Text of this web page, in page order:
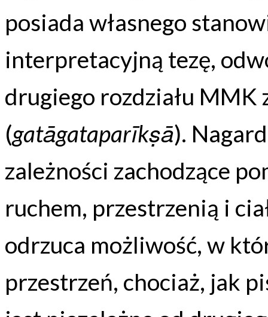
posiada własnego
interpretacyjną tezę,
drugiego rozdziału MMK
(gatāgataparīkṣā).
zależności zachodzące
ruchem, przestrzenią i
odrzuca możliwość, w
przestrzeń, chociaż, jak